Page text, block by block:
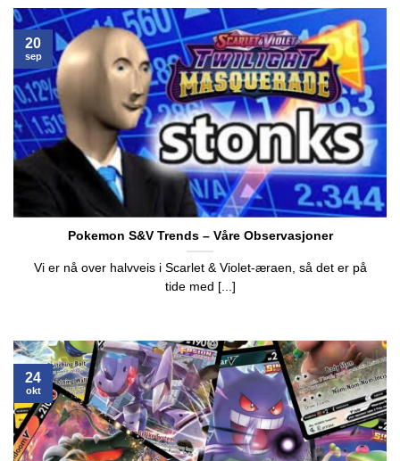
Pokemon S&V Trends – Våre Observasjoner
Vi er nå over halvveis i Scarlet & Violet-æraen, så det er på
tide med [...]
20
sep
24
okt